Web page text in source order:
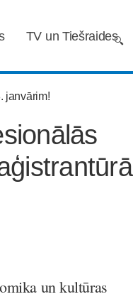
TV un Tiešraides
un kultūras